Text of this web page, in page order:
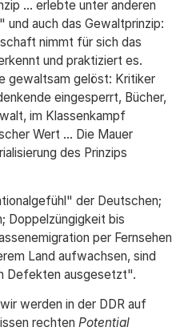
... erlebte unter anderen
auch das Gewaltprinzip:
nimmt für sich das
und praktiziert es.
gewaltsam gelöst: Kritiker
eingesperrt, Bücher,
im Klassenkampf
Wert ... Die Mauer
des Prinzips
der Deutschen;
Doppelzüngigkeit bis
per Fernsehen
Land aufwachsen, sind
Defekten ausgesetzt".
werden in der DDR auf
rechten Potential